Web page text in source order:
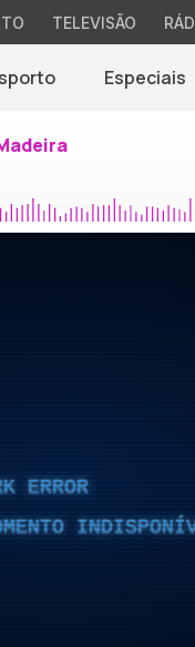
TELEVISÃO
Especiais
ERROR